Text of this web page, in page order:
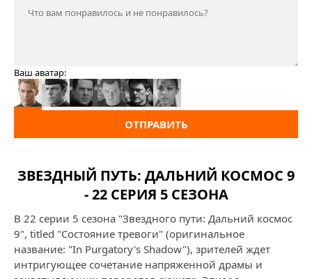
Ваш аватар:
ОТПРАВИТЬ
ЗВЕЗДНЫЙ ПУТЬ: ДАЛЬНИЙ КОСМОС 9
- 22 СЕРИЯ 5 СЕЗОНА
В 22 серии 5 сезона "Звездного пути: Дальний космос
9", titled "Состояние тревоги" (оригинальное
название: "In Purgatory's Shadow"), зрителей ждет
интригующее сочетание напряженной драмы и